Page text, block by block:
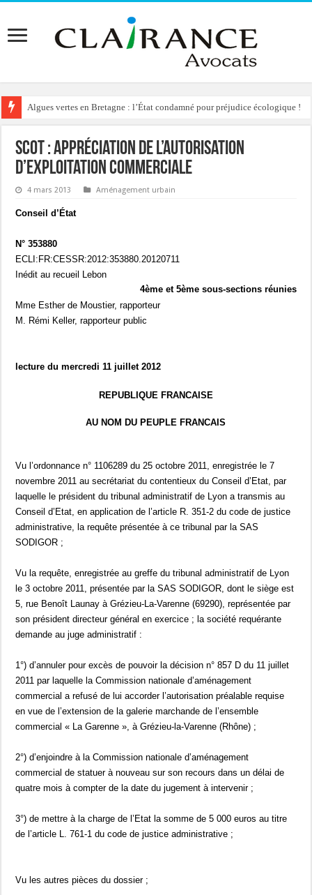
Algues vertes en Bretagne : l’État condamné pour préjudice écologique !
SCOT : appréciation de l’autorisation
d’exploitation commerciale
4 mars 2013 Aménagement urbain
Conseil d’État
N° 353880
ECLI:FR:CESSR:2012:353880.20120711
Inédit au recueil Lebon
4ème et 5ème sous-sections réunies
Mme Esther de Moustier, rapporteur
M. Rémi Keller, rapporteur public
lecture du mercredi 11 juillet 2012
REPUBLIQUE FRANCAISE
AU NOM DU PEUPLE FRANCAIS
Vu l’ordonnance n° 1106289 du 25 octobre 2011, enregistrée le 7
novembre 2011 au secrétariat du contentieux du Conseil d’Etat, par
laquelle le président du tribunal administratif de Lyon a transmis au
Conseil d’Etat, en application de l’article R. 351-2 du code de justice
administrative, la requête présentée à ce tribunal par la SAS
SODIGOR ;
Vu la requête, enregistrée au greffe du tribunal administratif de Lyon
le 3 octobre 2011, présentée par la SAS SODIGOR, dont le siège est
5, rue Benoît Launay à Grézieu-La-Varenne (69290), représentée par
son président directeur général en exercice ; la société requérante
demande au juge administratif :
1°) d’annuler pour excès de pouvoir la décision n° 857 D du 11 juillet
2011 par laquelle la Commission nationale d’aménagement
commercial a refusé de lui accorder l’autorisation préalable requise
en vue de l’extension de la galerie marchande de l’ensemble
commercial « La Garenne », à Grézieu-la-Varenne (Rhône) ;
2°) d’enjoindre à la Commission nationale d’aménagement
commercial de statuer à nouveau sur son recours dans un délai de
quatre mois à compter de la date du jugement à intervenir ;
3°) de mettre à la charge de l’Etat la somme de 5 000 euros au titre
de l’article L. 761-1 du code de justice administrative ;
Vu les autres pièces du dossier ;